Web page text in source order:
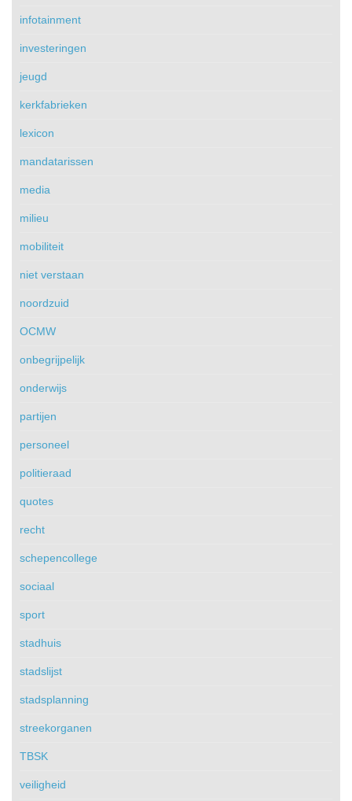
infotainment
investeringen
jeugd
kerkfabrieken
lexicon
mandatarissen
media
milieu
mobiliteit
niet verstaan
noordzuid
OCMW
onbegrijpelijk
onderwijs
partijen
personeel
politieraad
quotes
recht
schepencollege
sociaal
sport
stadhuis
stadslijst
stadsplanning
streekorganen
TBSK
veiligheid